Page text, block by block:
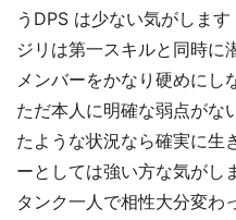
うDPS は少ない気がします
ジリは第一スキルと同時に
メンバーをかなり硬めにし
ただ本人に明確な弱点がな
たような状況なら確実に生
ーとしては強い方な気がし
タンク一人で相性大分変わ